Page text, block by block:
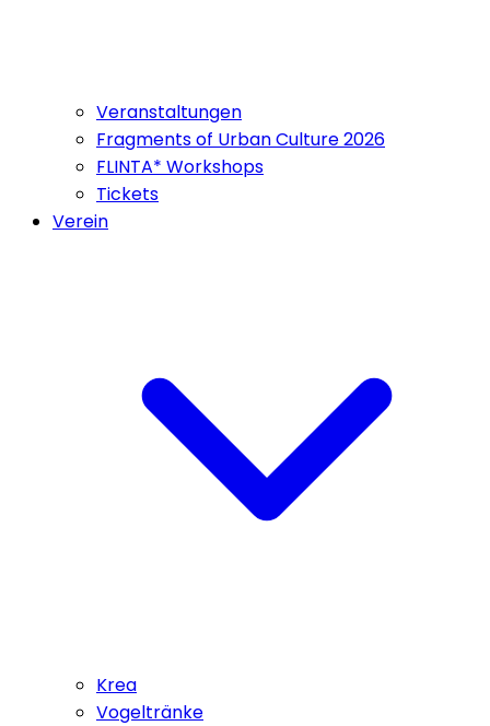
Veranstaltungen
Fragments of Urban Culture 2026
FLINTA* Workshops
Tickets
Verein
Krea
Vogeltränke